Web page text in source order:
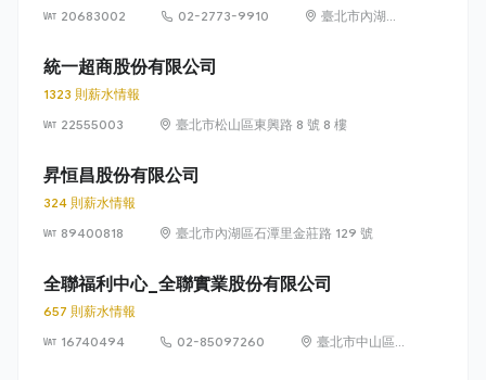
20683002
02-2773-9910
臺北市內湖區
統一超商股份有限公司
1323 則薪水情報
22555003
臺北市松山區東興路 8 號 8 樓
昇恒昌股份有限公司
324 則薪水情報
89400818
臺北市內湖區石潭里金莊路 129 號
全聯福利中心_全聯實業股份有限公司
657 則薪水情報
16740494
02-85097260
臺北市中山區敬